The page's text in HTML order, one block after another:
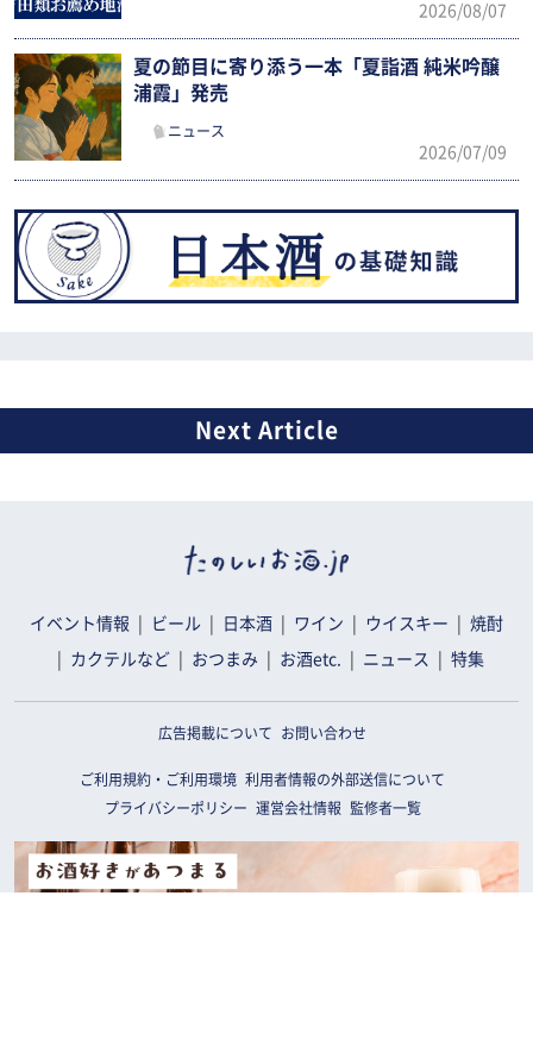
2026/08/07
夏の節目に寄り添う一本「夏詣酒 純米吟醸
浦霞」発売
ニュース
2026/07/09
イベント情報 ビール 日本酒 ワイン ウイスキー 焼酎
カクテルなど おつまみ お酒etc. ニュース 特集
広告掲載について お問い合わせ
ご利用規約・ご利用環境 利用者情報の外部送信について
プライバシーポリシー
運営会社情報 監修者一覧